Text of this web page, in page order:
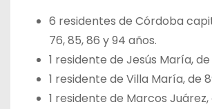
6 residentes de Córdoba
76, 85, 86 y 94 años.
1 residente de Jesús María,
1 residente de Villa María, de
1 residente de Marcos Juárez,